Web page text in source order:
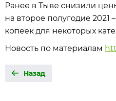
Ранее в Тыве снизили
на второе полугодие 2021
копеек для некоторых
Новость по материалам
Назад